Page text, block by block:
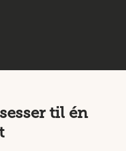
til én